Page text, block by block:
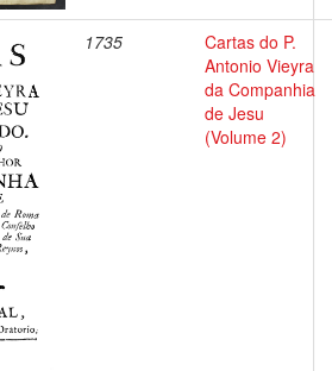
1735
Cartas do P.
Antonio Vieyra
da Companhia
de Jesu
(Volume 2)